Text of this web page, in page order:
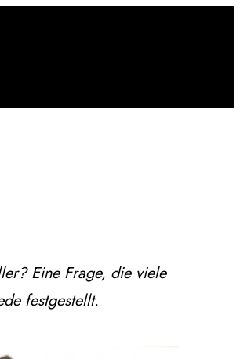
Eine Frage, die viele
festgestellt.